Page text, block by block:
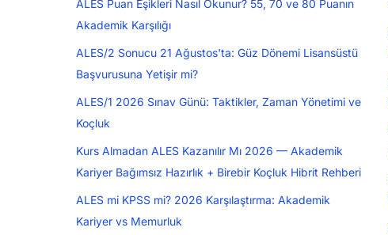
ALES Puan Eşikleri Nasıl Okunur? 55, 70 ve 80 Puanın
Akademik Karşılığı
ALES/2 Sonucu 21 Ağustos'ta: Güz Dönemi Lisansüstü
Başvurusuna Yetişir mi?
ALES/1 2026 Sınav Günü: Taktikler, Zaman Yönetimi ve
Koçluk
Kurs Almadan ALES Kazanılır Mı 2026 — Akademik
Kariyer Bağımsız Hazırlık + Birebir Koçluk Hibrit Rehberi
ALES mi KPSS mi? 2026 Karşılaştırma: Akademik
Kariyer vs Memurluk